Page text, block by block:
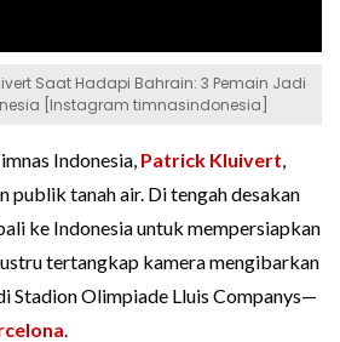
Saat Hadapi Bahrain: 3 Pemain Jadi
[Instagram timnasindonesia]
Indonesia, Patrick Kluivert,
publik tanah air. Di tengah desakan
ke Indonesia untuk mempersiapkan
tertangkap kamera mengibarkan
Stadion Olimpiade Lluis Companys—
.